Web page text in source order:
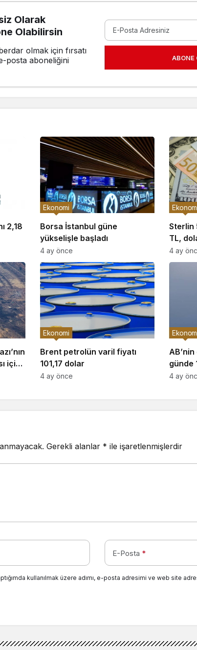
Olarak
Olabilirsin
olmak için fırsatı
posta aboneliğini
ABONE
2,18
Borsa İstanbul güne
yükselişle başladı
Ekonomi
4 ay önce
Sterlin
TL,
4 ay
için
Brent petrolün varil fiyatı
101,17 dolar
Ekonomi
4 ay önce
günde
4 ay
Gerekli alanlar * ile işaretlenmişlerdir
E-Posta *
kullanılmak üzere adımı, e-posta adresimi ve web site